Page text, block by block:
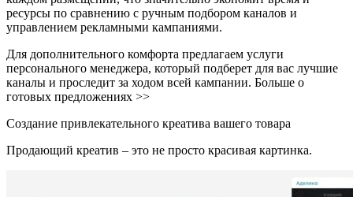
ресурсы по сравнению с ручным подбором каналов и
управлением рекламными кампаниями.
Для дополнительного комфорта предлагаем услуги
персонального менеджера, который подберет для вас лучшие
каналы и проследит за ходом всей кампании. Больше о
готовых предложениях >>
Создание привлекательного креатива вашего товара
Продающий креатив – это не просто красивая картинка.